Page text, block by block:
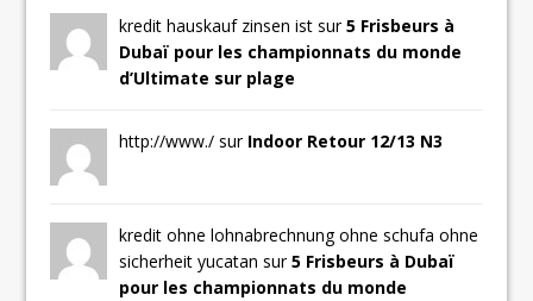
kredit hauskauf zinsen ist sur5 Frisbeurs à
Dubaï pour les championnats du monde
d’Ultimate sur plage
http://www./ sur Indoor Retour 12/13 N3
kredit ohne lohnabrechnung ohne schufa ohne
sicherheit yucatan sur5 Frisbeurs à Dubaï
pour les championnats du monde